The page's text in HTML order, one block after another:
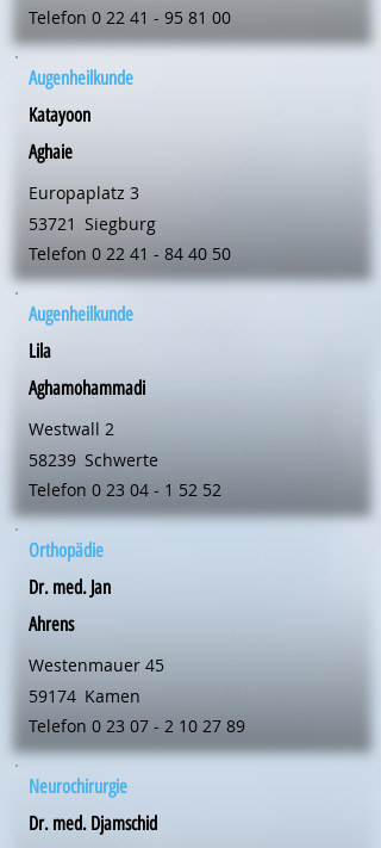
Telefon 0 22 41 - 95 81 00
Augenheilkunde
Katayoon
Aghaie
Europaplatz 3
53721 Siegburg
Telefon 0 22 41 - 84 40 50
Augenheilkunde
Lila
Aghamohammadi
Westwall 2
58239 Schwerte
Telefon 0 23 04 - 1 52 52
Orthopädie
Dr. med. Jan
Ahrens
Westenmauer 45
59174 Kamen
Telefon 0 23 07 - 2 10 27 89
Neurochirurgie
Dr. med. Djamschid